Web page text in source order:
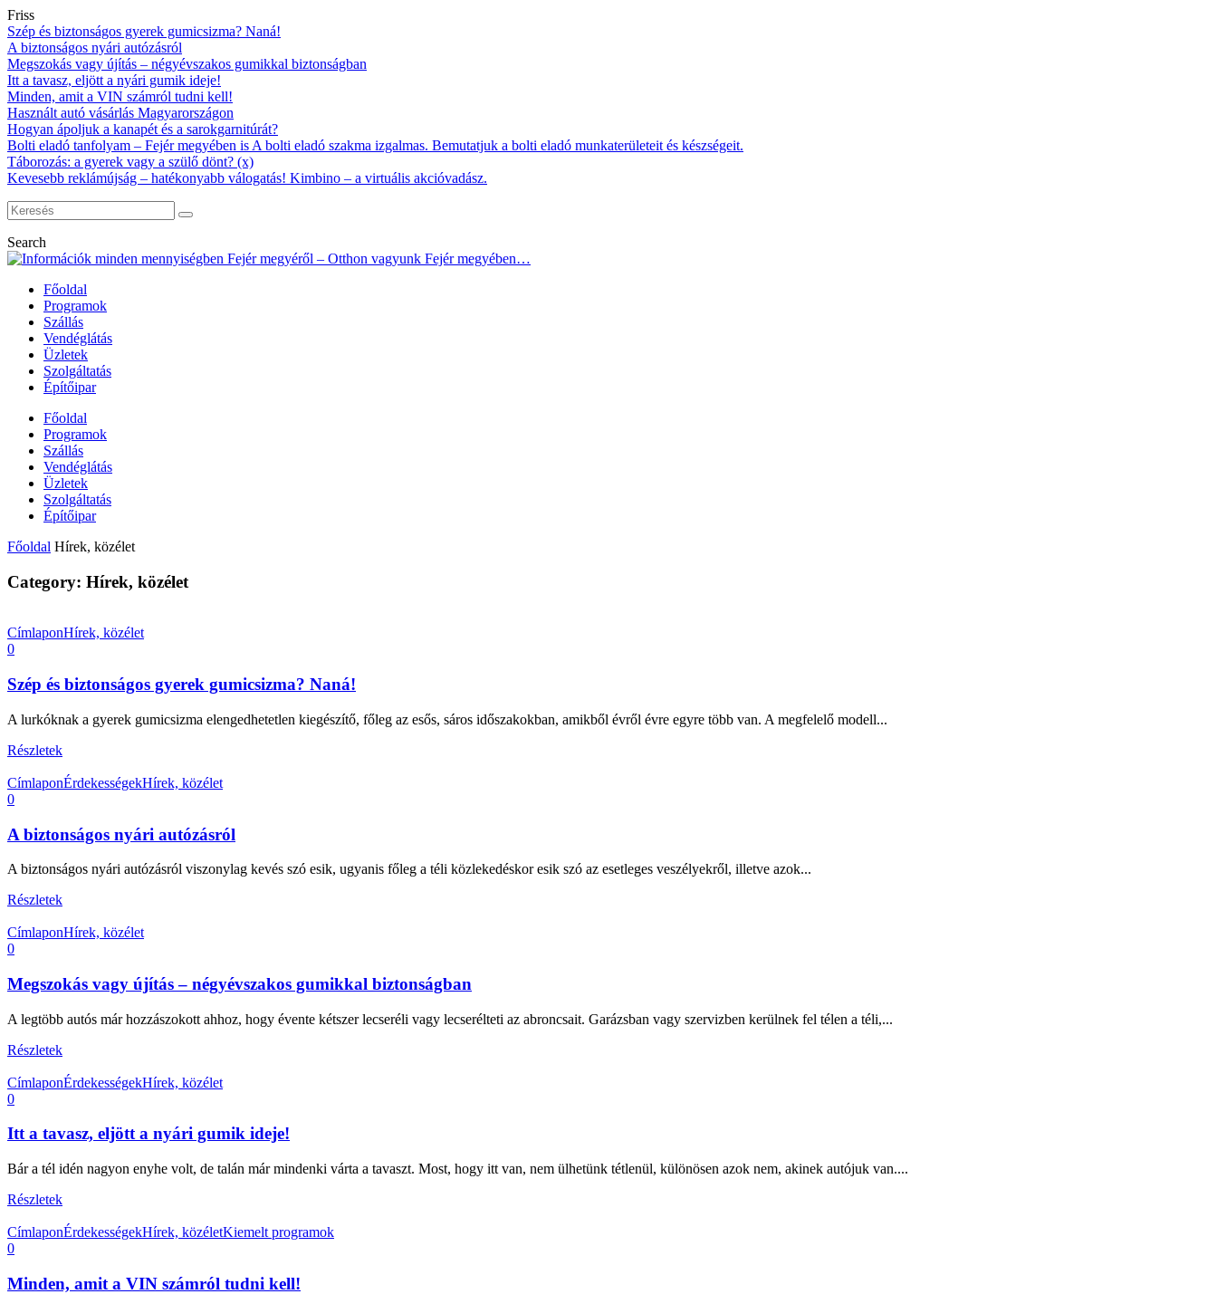
Friss
Szép és biztonságos gyerek gumicsizma? Naná!
A biztonságos nyári autózásról
Megszokás vagy újítás – négyévszakos gumikkal biztonságban
Itt a tavasz, eljött a nyári gumik ideje!
Minden, amit a VIN számról tudni kell!
Használt autó vásárlás Magyarországon
Hogyan ápoljuk a kanapét és a sarokgarnitúrát?
Bolti eladó tanfolyam – Fejér megyében is A bolti eladó szakma izgalmas. Bemutatjuk a bolti eladó munkaterületeit és készségeit.
Táborozás: a gyerek vagy a szülő dönt? (x)
Kevesebb reklámújság – hatékonyabb válogatás! Kimbino – a virtuális akcióvadász.
Search
Főoldal
Programok
Szállás
Vendéglátás
Üzletek
Szolgáltatás
Építőipar
Főoldal
Programok
Szállás
Vendéglátás
Üzletek
Szolgáltatás
Építőipar
Főoldal Hírek, közélet
Category: Hírek, közélet
CímlaponHírek, közélet
0
Szép és biztonságos gyerek gumicsizma? Naná!
A lurkóknak a gyerek gumicsizma elengedhetetlen kiegészítő, főleg az esős, sáros időszakokban, amikből évről évre egyre több van. A megfelelő modell...
Részletek
CímlaponÉrdekességekHírek, közélet
0
A biztonságos nyári autózásról
A biztonságos nyári autózásról viszonylag kevés szó esik, ugyanis főleg a téli közlekedéskor esik szó az esetleges veszélyekről, illetve azok...
Részletek
CímlaponHírek, közélet
0
Megszokás vagy újítás – négyévszakos gumikkal biztonságban
A legtöbb autós már hozzászokott ahhoz, hogy évente kétszer lecseréli vagy lecserélteti az abroncsait. Garázsban vagy szervizben kerülnek fel télen a téli,...
Részletek
CímlaponÉrdekességekHírek, közélet
0
Itt a tavasz, eljött a nyári gumik ideje!
Bár a tél idén nagyon enyhe volt, de talán már mindenki várta a tavaszt. Most, hogy itt van, nem ülhetünk tétlenül, különösen azok nem, akinek autójuk van....
Részletek
CímlaponÉrdekességekHírek, közéletKiemelt programok
0
Minden, amit a VIN számról tudni kell!